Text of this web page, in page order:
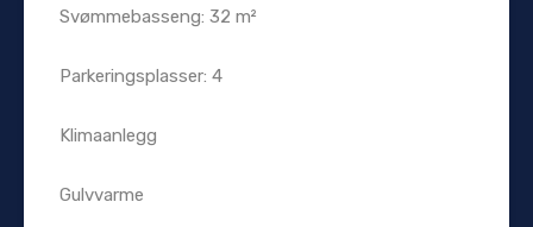
Svømmebasseng: 32 m²
Parkeringsplasser: 4
Klimaanlegg
Gulvvarme